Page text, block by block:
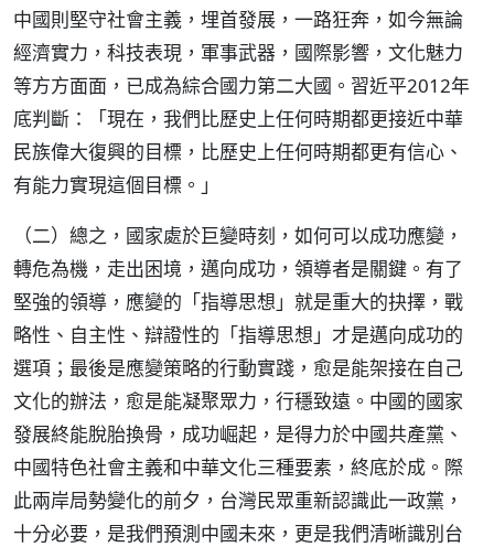
中國則堅守社會主義，埋首發展，一路狂奔，如今無論
經濟實力，科技表現，軍事武器，國際影響，文化魅力
等方方面面，已成為綜合國力第二大國。習近平2012年
底判斷：「現在，我們比歷史上任何時期都更接近中華
民族偉大復興的目標，比歷史上任何時期都更有信心、
有能力實現這個目標。」
（二）總之，國家處於巨變時刻，如何可以成功應變，
轉危為機，走出困境，邁向成功，領導者是關鍵。有了
堅強的領導，應變的「指導思想」就是重大的抉擇，戰
略性、自主性、辯證性的「指導思想」才是邁向成功的
選項；最後是應變策略的行動實踐，愈是能架接在自己
文化的辦法，愈是能凝聚眾力，行穩致遠。中國的國家
發展終能脫胎換骨，成功崛起，是得力於中國共產黨、
中國特色社會主義和中華文化三種要素，終底於成。際
此兩岸局勢變化的前夕，台灣民眾重新認識此一政黨，
十分必要，是我們預測中國未來，更是我們清晰識別台